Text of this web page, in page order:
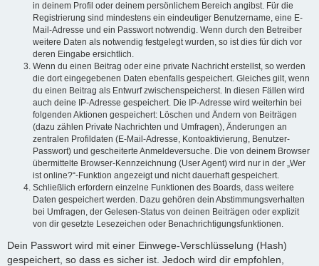
in deinem Profil oder deinem persönlichem Bereich angibst. Für die
Registrierung sind mindestens ein eindeutiger Benutzername, eine E-
Mail-Adresse und ein Passwort notwendig. Wenn durch den Betreiber
weitere Daten als notwendig festgelegt wurden, so ist dies für dich vor
deren Eingabe ersichtlich.
Wenn du einen Beitrag oder eine private Nachricht erstellst, so werden
die dort eingegebenen Daten ebenfalls gespeichert. Gleiches gilt, wenn
du einen Beitrag als Entwurf zwischenspeicherst. In diesen Fällen wird
auch deine IP-Adresse gespeichert. Die IP-Adresse wird weiterhin bei
folgenden Aktionen gespeichert: Löschen und Ändern von Beiträgen
(dazu zählen Private Nachrichten und Umfragen), Änderungen an
zentralen Profildaten (E-Mail-Adresse, Kontoaktivierung, Benutzer-
Passwort) und gescheiterte Anmeldeversuche. Die von deinem Browser
übermittelte Browser-Kennzeichnung (User Agent) wird nur in der „Wer
ist online?“-Funktion angezeigt und nicht dauerhaft gespeichert.
Schließlich erfordern einzelne Funktionen des Boards, dass weitere
Daten gespeichert werden. Dazu gehören dein Abstimmungsverhalten
bei Umfragen, der Gelesen-Status von deinen Beiträgen oder explizit
von dir gesetzte Lesezeichen oder Benachrichtigungsfunktionen.
Dein Passwort wird mit einer Einwege-Verschlüsselung (Hash)
gespeichert, so dass es sicher ist. Jedoch wird dir empfohlen,